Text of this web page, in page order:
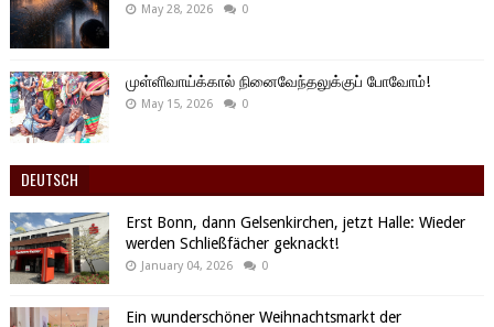
May 28, 2026 0
முள்ளிவாய்க்கால் நினைவேந்தலுக்குப் போவோம்!
May 15, 2026 0
DEUTSCH
Erst Bonn, dann Gelsenkirchen, jetzt Halle: Wieder
werden Schließfächer geknackt!
January 04, 2026 0
Ein wunderschöner Weihnachtsmarkt der